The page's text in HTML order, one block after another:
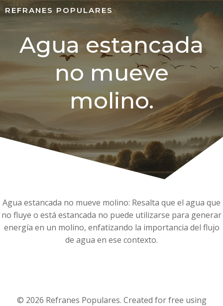
REFRANES POPULARES
Agua estancada
no mueve
molino.
Agua estancada no mueve molino: Resalta que el agua que
no fluye o está estancada no puede utilizarse para generar
energía en un molino, enfatizando la importancia del flujo
de agua en ese contexto.
© 2026 Refranes Populares. Created for free using